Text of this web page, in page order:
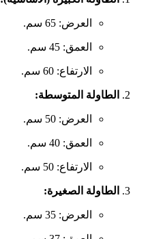
العرض: 65 سم.
العمق: 45 سم.
الارتفاع: 60 سم.
الطاولة المتوسطة:
العرض: 50 سم.
العمق: 40 سم.
الارتفاع: 50 سم.
الطاولة الصغيرة:
العرض: 35 سم.